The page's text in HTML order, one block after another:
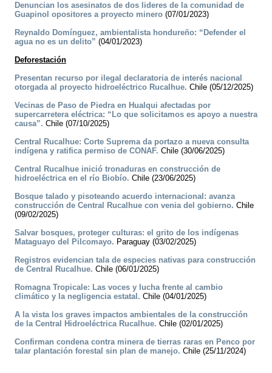
Denuncian los asesinatos de dos lideres de la comunidad de
Guapinol opositores a proyecto minero (07/01/2023)
Reynaldo Domínguez, ambientalista hondureño: “Defender el
agua no es un delito” (04/01/2023)
Deforestación
Presentan recurso por ilegal declaratoria de interés nacional
otorgada al proyecto hidroeléctrico Rucalhue. Chile (05/12/2025)
Vecinas de Paso de Piedra en Hualqui afectadas por
supercarretera eléctrica: “Lo que solicitamos es apoyo a nuestra
causa”. Chile (07/10/2025)
Central Rucalhue: Corte Suprema da portazo a nueva consulta
indígena y ratifica permiso de CONAF. Chile (30/06/2025)
Central Rucalhue inició tronaduras en construcción de
hidroeléctrica en el río Biobío. Chile (23/06/2025)
Bosque talado y pisoteando acuerdo internacional: avanza
construcción de Central Rucalhue con venia del gobierno. Chile
(09/02/2025)
Salvar bosques, proteger culturas: el grito de los indígenas
Mataguayo del Pilcomayo. Paraguay (03/02/2025)
Registros evidencian tala de especies nativas para construcción
de Central Rucalhue. Chile (06/01/2025)
Romagna Tropicale: Las voces y lucha frente al cambio
climático y la negligencia estatal. Chile (04/01/2025)
A la vista los graves impactos ambientales de la construcción
de la Central Hidroeléctrica Rucalhue. Chile (02/01/2025)
Confirman condena contra minera de tierras raras en Penco por
talar plantación forestal sin plan de manejo. Chile (25/11/2024)